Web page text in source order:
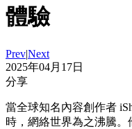
體驗
Prev|Next
2025年04月17日
分享
當全球知名內容創作者
時，網絡世界為之沸騰。